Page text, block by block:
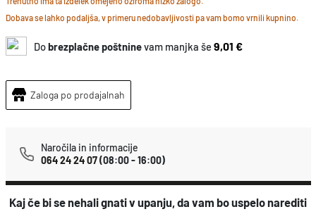
i
t
s
d
n
Dobava se lahko podaljša, v primeru nedobavljivosti pa vam bomo vrnili kupnino.
Dobrezplačne poštninevam manjka še9,01 €
Zaloga po prodajalnah
Naročila in informacije
064 24 24 07(08:00 - 16:00)
Kaj če bi se nehali gnati v upanju, da vam bo uspelo narediti